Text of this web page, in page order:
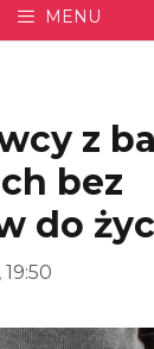
MENU
z
bez
do